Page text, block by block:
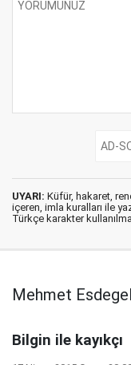
UYARI: Küfür, hakaret,
içeren, imla kuralları ile
Türkçe karakter
Mehmet
Bilgin ile kayıkçı